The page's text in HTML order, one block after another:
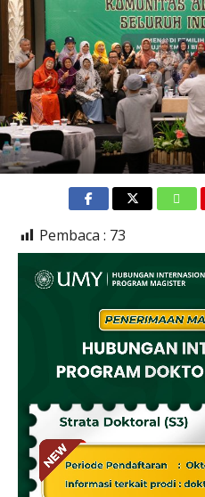
Pembaca : 73